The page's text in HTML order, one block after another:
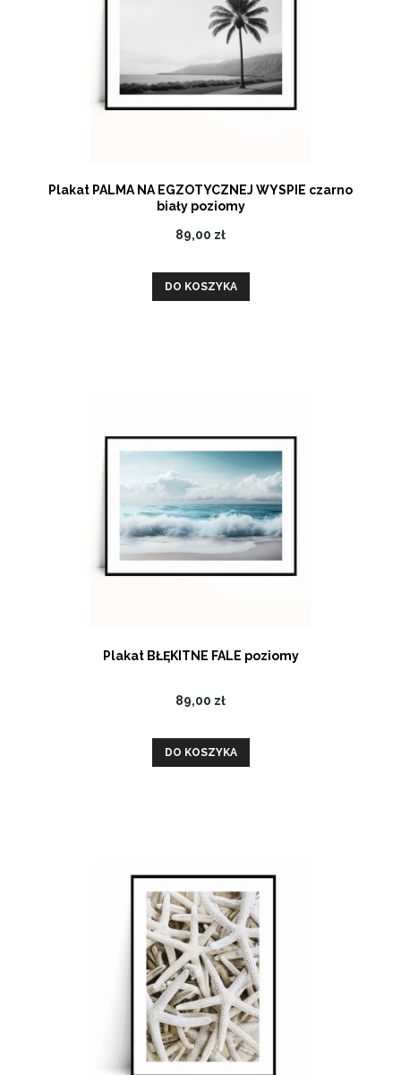
Plakat PALMA NA EGZOTYCZNEJ WYSPIE czarno
biały poziomy
89,00 zł
DO KOSZYKA
Plakat BŁĘKITNE FALE poziomy
89,00 zł
DO KOSZYKA